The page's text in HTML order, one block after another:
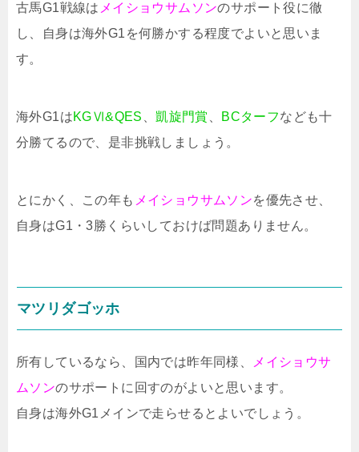
古馬G1戦線は メイショウサムソンのサポート役に徹
し、自身は海外G1を何勝かする程度でよいと思いま
す。
海外G1はKGⅥ&QES 、凱旋門賞 BCターフなども十
分勝てるので、是非挑戦しましょう。
とにかく、この年も メイショウサムソンを優先させ、
自身はG1・3勝くらいしておけば問題ありません。
マツリダゴッホ
所有しているなら、国内では昨年同様、
メイショウサ
ムソンのサポートに回すのがよいと思います。
自身は海外G1メインで走らせるとよいでしょう。